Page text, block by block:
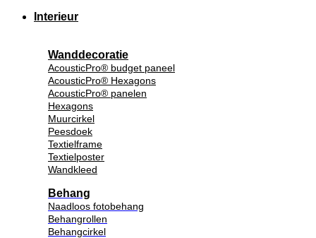
Interieur
Wanddecoratie
AcousticPro® budget paneel
AcousticPro® Hexagons
AcousticPro® panelen
Hexagons
Muurcirkel
Peesdoek
Textielframe
Textielposter
Wandkleed
Behang
Naadloos fotobehang
Behangrollen
Behangcirkel